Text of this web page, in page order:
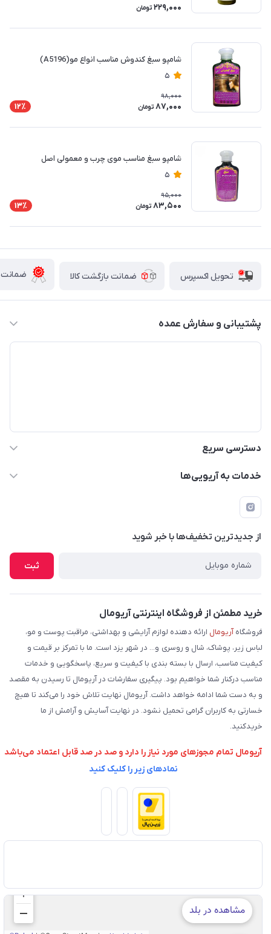
229,000 تومان
شامپو سبغ کندوش مناسب انواع مو(A5196)
5
98,000
87,000 تومان 12٪
شامپو سبغ مناسب موی چرب و معمولی اصل
5
95,000
83,500 تومان 13٪
تحویل اکسپرس ضمانت بازگشت کالا ضمانت
پشتیبانی و سفارش عمده
دسترسی سریع
حساب کاربری
فرم مرجوعی کالا
لیست محصولات
فروش عمده
وبلاگ
خدمات به آریویی‌ها
قوانین و مقررات
پرسش های متداول
شرایط و نحوه بازگرداندن کالا
نحوه ثبت و ارسال سفارش
راهنما
از جدید‌ترین تخفیف‌ها با‌ خبر شوید
ثبت
خرید مطمئن از فروشگاه اینترنتی آریومال
فروشگاهآریومال ارائه دهنده لوازم آرایشی و بهداشتی، مراقبت پوست و مو،
لباس زیر، پوشاک، شال و روسری و... در شهر یزد است. ما با تمرکز بر قیمت و
کیفیت مناسب، ارسال با بسته بندی با کیفیت و سریع، پاسخگویی و خدمات
مناسب درکنار شما خواهیم بود. پیگیری سفارشات در آریومال تا رسیدن به مقصد
و به دست شما ادامه خواهد داشت. آریومال نهایت تلاش خود را می‌کند تا هیچ
خسارتی به کاربران گرامی تحمیل نشود. در نهایت آسایش و آرامش از ما
خریدکنید.
آریومال تمام مجوزهای مورد نیاز را دارد و صد در صد قابل اعتماد می‌باشد
نمادهای زیر را کلیک کنید